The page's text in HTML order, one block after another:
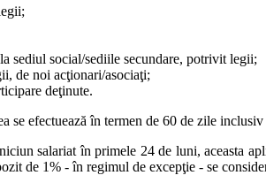
sediul social/sediile secundare, potrivit legii;
de noi acţionari/asociaţi;
deţinute.
se efectuează în termen de 60 de zile
salariat în primele 24 de luni, aceasta
de 1% - în regimul de excepţie - se